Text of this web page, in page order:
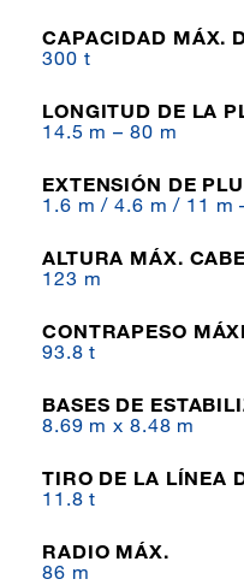
CAPACIDAD MÁX.
300 t
LONGITUD DE LA
14.5 m – 80 m
EXTENSIÓN DE
1.6 m / 4.6 m / 11 m
ALTURA MÁX.
123 m
CONTRAPESO
93.8 t
BASES DE
8.69 m x 8.48 m
TIRO DE LA LÍNEA
11.8 t
RADIO MÁX.
86 m